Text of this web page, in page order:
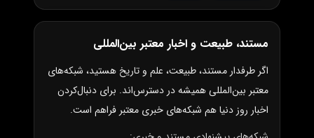
مستند، طبیعت و اخبار معتبر بین‌المللی
اگر طرفدار مستند، طبیعت، علم و تاریخ هستید، شبکه‌های
معتبر بین‌المللی همیشه در دسترس‌اند. برای دنبال‌کردن
اخبار روز دنیا هم شبکه‌های خبری معتبر فراهم است.